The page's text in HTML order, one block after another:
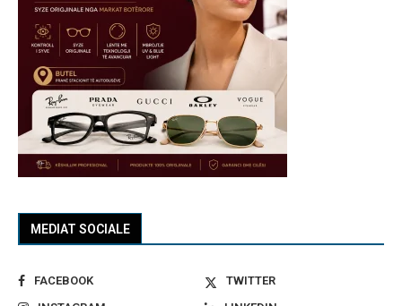
MEDIAT SOCIALE
FACEBOOK
TWITTER